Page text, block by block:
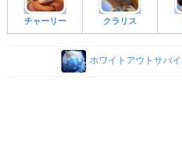
チャーリー クラリス
ホワイトアウトサバ